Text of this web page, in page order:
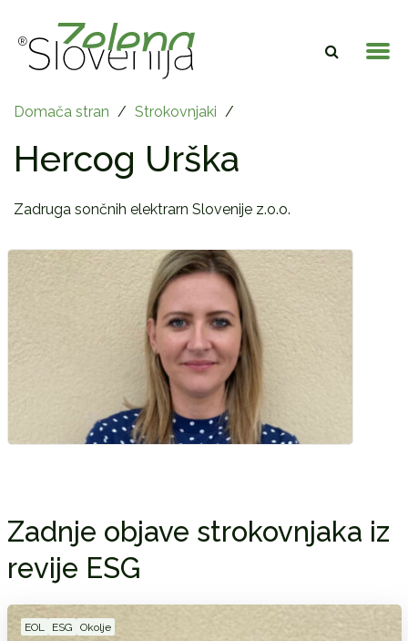
Domača stran / Strokovnjaki /
Hercog Urška
Zadruga sončnih elektrarn Slovenije z.o.o.
Zadnje objave strokovnjaka iz
revije ESG
EOL ESG Okolje